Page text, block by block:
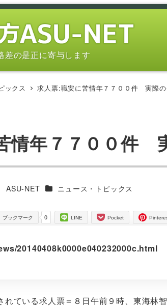
差の是正に寄与します
ックス 求人票:職安に苦情年７７００件 実際の
情年７７００件
著
ASU-NET カテゴリー
ニュース・トピックス
0
ブックマーク LINE Pocket
20140408k0000e040232000c.html
ている求人票＝８日午前９時、東海林